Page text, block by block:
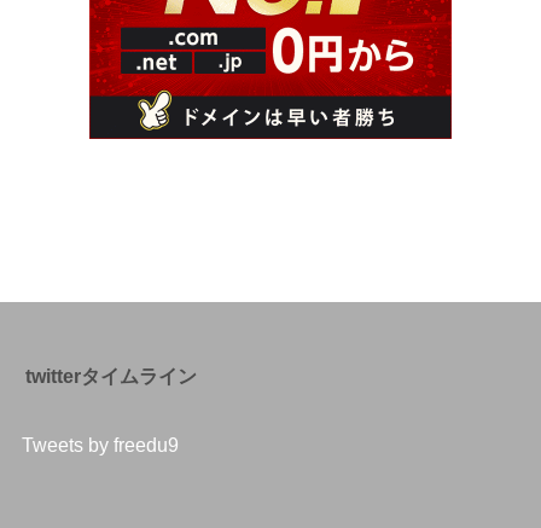
twitterタイムライン
Tweets by freedu9